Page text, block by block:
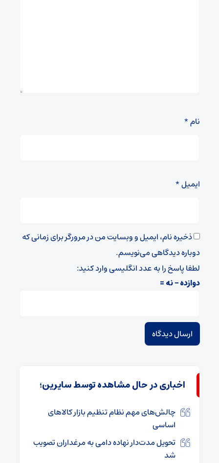
نام*
ایمیل*
ذخیره نام، ایمیل و وبسایت من در مرورگر برای زمانی که
دوباره دیدگاهی می‌نویسم.
لطفا پاسخ را به عدد انگلیسی وارد کنید:
دوازده − نه =
اخباری در حال مشاهده توسط سایرین؛
چالش‌های مهم نظام تنظیم بازار کالاهای
اساسی
تحویل مدت‌دار نهاده دامی به مرغداران تصویب
شد